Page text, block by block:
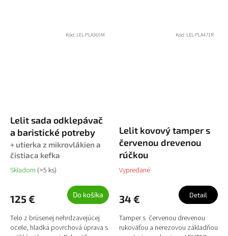
Lelit sada odklepávač
a baristické potreby
+ utierka z mikrovlákien a
čistiaca kefka
Skladom (>5 ks)
125 € Do košíka
Telo z brúsenej nehrdzavejúcej
ocele, hladká povrchová úprava s
Kód: LEL-PLA360M
Lelit kovový tamper s
červenou drevenou
rúčkou
Vypredané
34 € Detail
Tamper s červenou drevenou
rukoväťou a nerezovou základňou
Kód: LEL-PLA471R